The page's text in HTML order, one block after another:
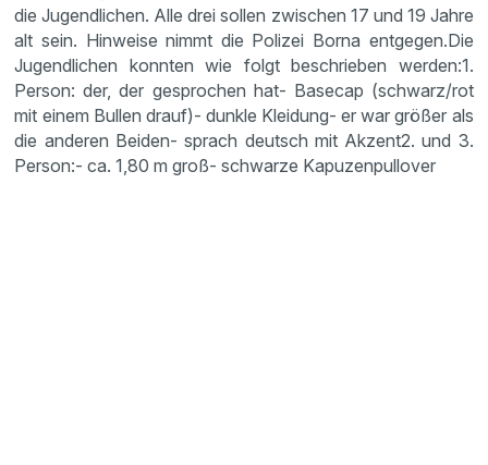
die Jugend­li­chen. Alle drei sollen zwischen 17 und 19 Jahre
alt sein. Hinweise nimmt die Polizei Borna entgegen.Die
Jugend­li­chen konnten wie folgt beschrieben werden:1.
Person: der, der gespro­chen hat- Basecap (schwarz/rot
mit einem Bullen drauf)- dunkle Kleidung- er war größer als
die anderen Beiden- sprach deutsch mit Akzent2. und 3.
Person:- ca. 1,80 m groß- schwarze Kapuzen­pull­over